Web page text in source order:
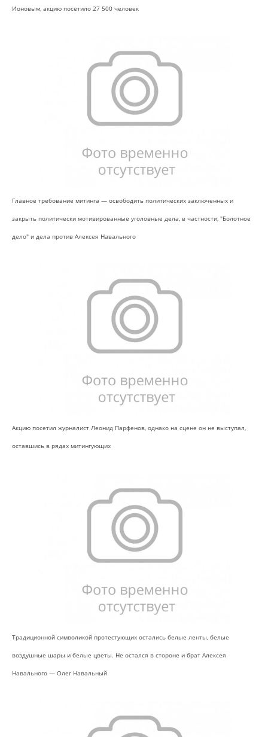
Ионовым, акцию посетило 27 500 человек
Главное требование митинга — освободить политических заключенных и
закрыть политически мотивированные уголовные дела, в частности, "Болотное
дело" и дела против Алексея Навального
Акцию посетил журналист Леонид Парфенов, однако на сцене он не выступал,
оставшись в рядах митингующих
Традиционной символикой протестующих остались белые ленты, белые
воздушные шары и белые цветы. Не остался в стороне и брат Алексея
Навального — Олег Навальный